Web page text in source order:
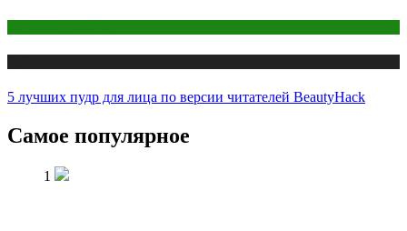
5 лучших пудр для лица по версии читателей BeautyHack
Самое популярное
1